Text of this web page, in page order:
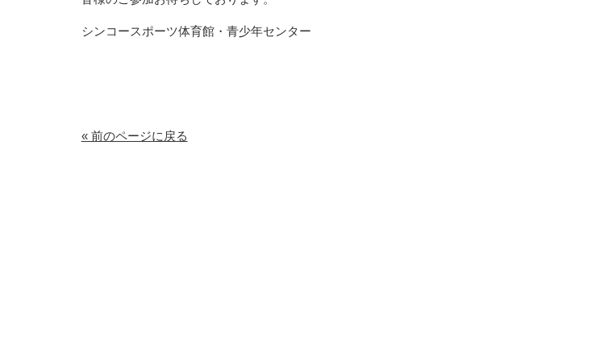
シンコースポーツ体育館・青少年センター
« 前のページに戻る